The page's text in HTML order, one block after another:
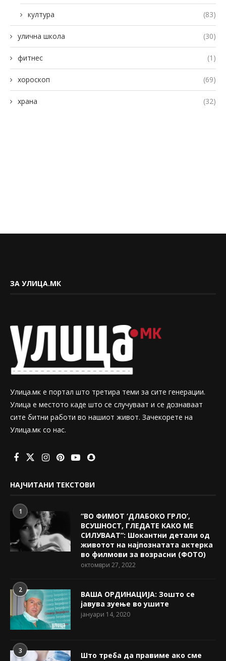
култура (83)
улична школа (30)
фитнес (1)
хороскоп (69)
храна (32)
ЗА УЛИЦА.МК
Улица.мк е портал што третира теми за сите генерации.
Улица е местото каде што се случуваат и се дознаваат
сите битни работи во нашиот живот. Зачекорете на
Улица.мк со нас.
НАЈЧИТАНИ ТЕКСТОВИ
1
“ВО ФИМОТ ‘ДЛАБОКО ГРЛО’,
ВСУШНОСТ, ГЛЕДАТЕ КАКО МЕ
СИЛУВААТ“: Шокантни детали од
животот на најпознатата актерка
во филмови за возрасни (ФОТО)
октомври 27, 2022
2
ВАША ОРДИНАЦИЈА: Зошто се
јавува зуење во ушите
јануари 14, 2020
3
Што треба да правиме ако сме